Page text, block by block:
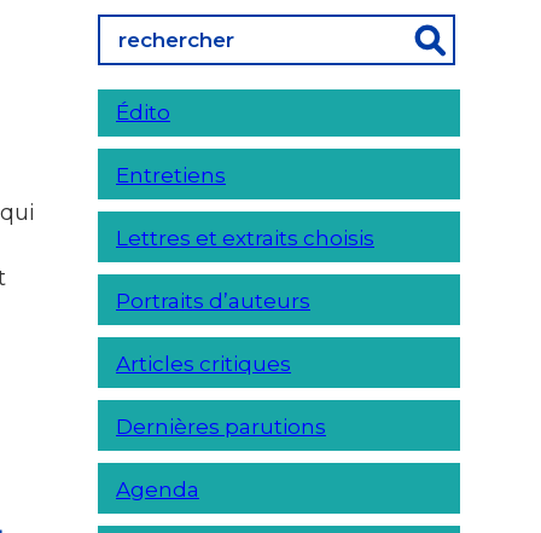
Édito
Entretiens
Lettres et extraits choisis
Portraits d’auteurs
Articles critiques
Dernières parutions
Agenda